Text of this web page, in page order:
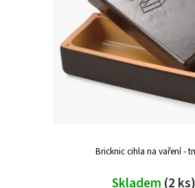
Bricknic cihla na vaření -
Skladem (2 ks)